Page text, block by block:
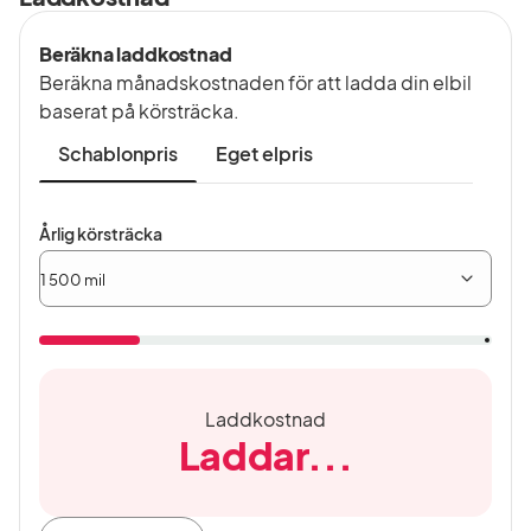
Beräkna laddkostnad
Beräkna månadskostnaden för att ladda din elbil
baserat på körsträcka.
Schablonpris
Eget elpris
Årlig
körsträcka
Årlig körsträcka
Laddkostnad
Laddar...